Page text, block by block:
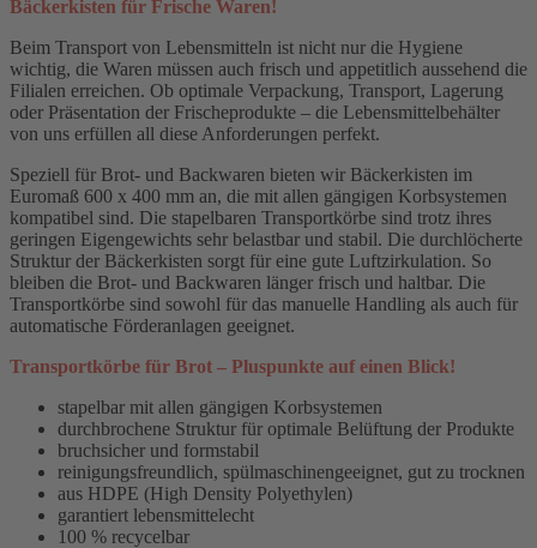
Bäckerkisten für Frische Waren!
Beim Transport von Lebensmitteln ist nicht nur die Hygiene
wichtig, die Waren müssen auch frisch und appetitlich aussehend die
Filialen erreichen. Ob optimale Verpackung, Transport, Lagerung
oder Präsentation der Frischeprodukte – die Lebensmittelbehälter
von uns erfüllen all diese Anforderungen perfekt.
Speziell für Brot- und Backwaren bieten wir Bäckerkisten im
Euromaß 600 x 400 mm an, die mit allen gängigen Korbsystemen
kompatibel sind. Die stapelbaren Transportkörbe sind trotz ihres
geringen Eigengewichts sehr belastbar und stabil. Die durchlöcherte
Struktur der Bäckerkisten sorgt für eine gute Luftzirkulation. So
bleiben die Brot- und Backwaren länger frisch und haltbar. Die
Transportkörbe sind sowohl für das manuelle Handling als auch für
automatische Förderanlagen geeignet.
Transportkörbe für Brot – Pluspunkte auf einen Blick!
stapelbar mit allen gängigen Korbsystemen
durchbrochene Struktur für optimale Belüftung der Produkte
bruchsicher und formstabil
reinigungsfreundlich, spülmaschinengeeignet, gut zu trocknen
aus HDPE (High Density Polyethylen)
garantiert lebensmittelecht
100 % recycelbar